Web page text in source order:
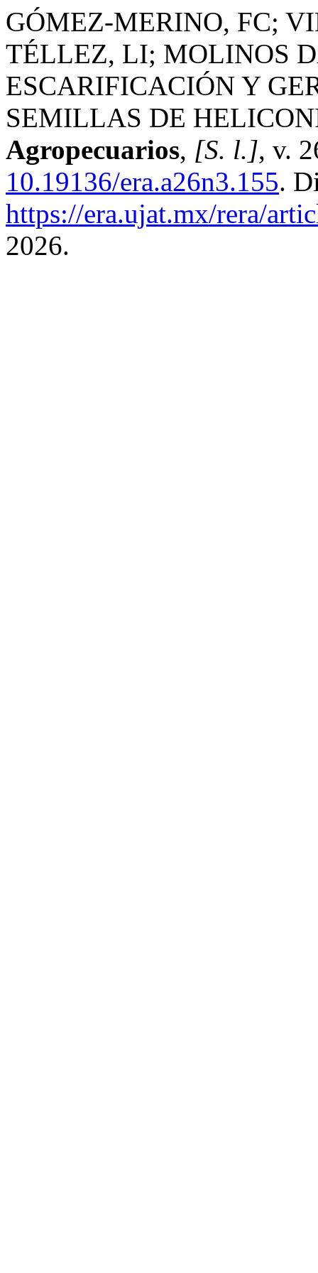
GÓMEZ-MERINO, FC;
TÉLLEZ, LI; MOLINOS
ESCARIFICACIÓN Y
SEMILLAS DE
Agropecuarios, [S. l.], v.
10.19136/era.a26n3.155.
https://era.ujat.mx/rera/
2026.